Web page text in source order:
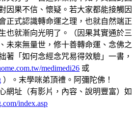
因果不信、懷疑。若大家都能接觸因
正式認識轉命運之理，也就自然端正
也就漸向光明了。（因果其實通於三
未來無量世，修十善轉命運、念佛之
著「如何念經念咒易得效驗」一書，
medimedi26 或
）。末學咪弟頂禮。阿彌陀佛！
網址（有影片，內容、說明豐富）如
index.asp